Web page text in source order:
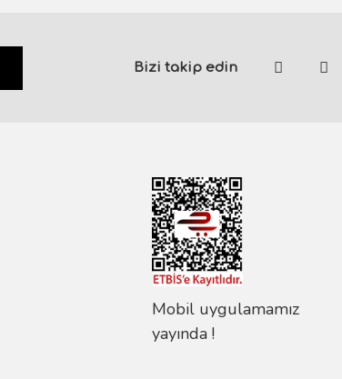
Bizi takip edin
Mobil uygulamamız
yayında !